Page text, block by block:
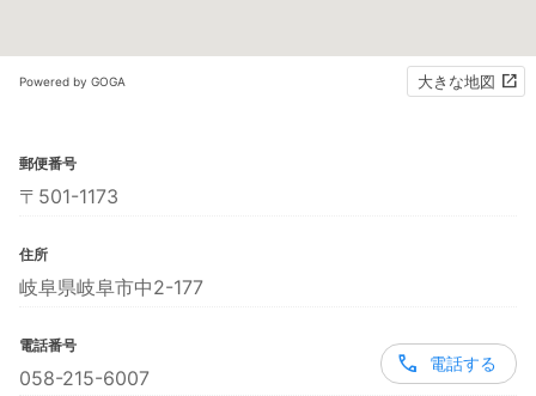
Powered by GOGA 大きな地図
郵便番号
〒501-1173
住所
岐阜県岐阜市中2-177
電話番号
058-215-6007
電話する